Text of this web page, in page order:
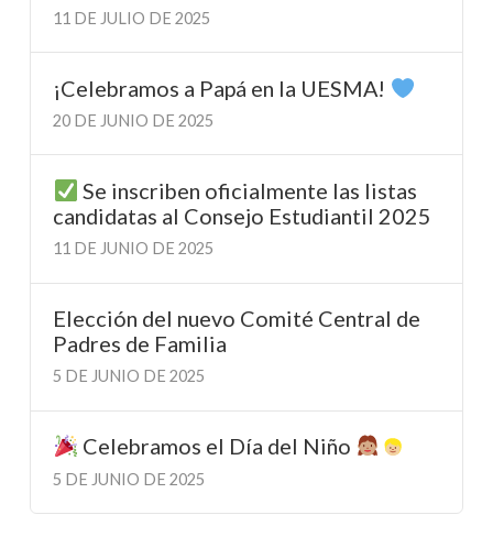
11 DE JULIO DE 2025
¡Celebramos a Papá en la UESMA!
20 DE JUNIO DE 2025
Se inscriben oficialmente las listas
candidatas al Consejo Estudiantil 2025
11 DE JUNIO DE 2025
Elección del nuevo Comité Central de
Padres de Familia
5 DE JUNIO DE 2025
Celebramos el Día del Niño
5 DE JUNIO DE 2025